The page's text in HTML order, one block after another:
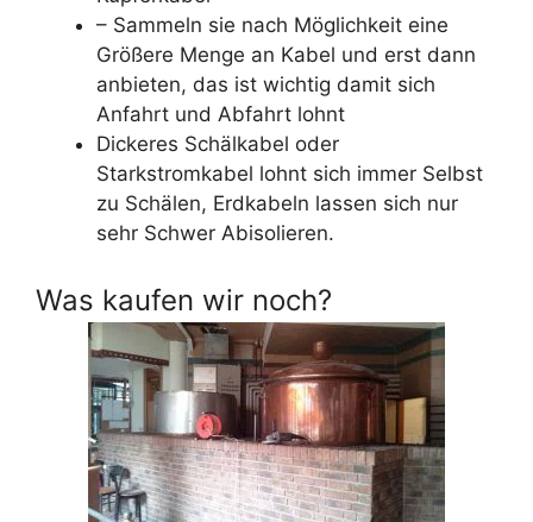
– Sammeln sie nach Möglichkeit eine
Größere Menge an Kabel und erst dann
anbieten, das ist wichtig damit sich
Anfahrt und Abfahrt lohnt
Dickeres Schälkabel oder
Starkstromkabel lohnt sich immer Selbst
zu Schälen, Erdkabeln lassen sich nur
sehr Schwer Abisolieren.
Was kaufen wir noch?